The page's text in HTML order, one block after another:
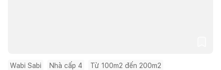
Wabi Sabi Nhà cấp 4 Từ 100m2 đến 200m2